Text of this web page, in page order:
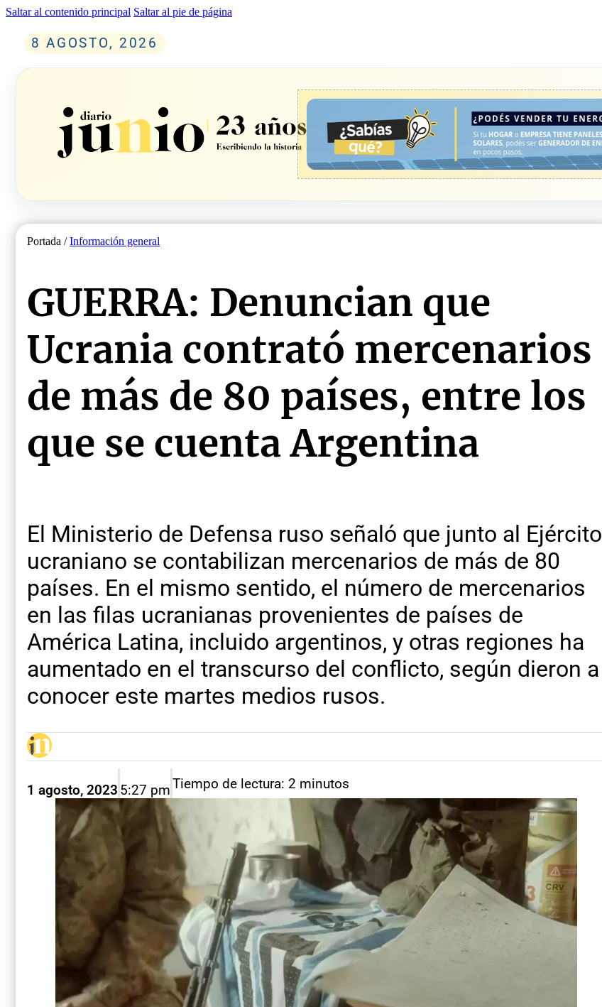
Saltar al contenido principal Saltar al pie de página
8 AGOSTO, 2026
Portada /Información general
GUERRA: Denuncian que
Ucrania contrató mercenarios
de más de 80 países, entre los
que se cuenta Argentina
El Ministerio de Defensa ruso señaló que junto al Ejército
ucraniano se contabilizan mercenarios de más de 80
países. En el mismo sentido, el número de mercenarios
en las filas ucranianas provenientes de países de
América Latina, incluido argentinos, y otras regiones ha
aumentado en el transcurso del conflicto, según dieron a
conocer este martes medios rusos.
1 agosto, 2023 5:27 pmTiempo de lectura: 2 minutos